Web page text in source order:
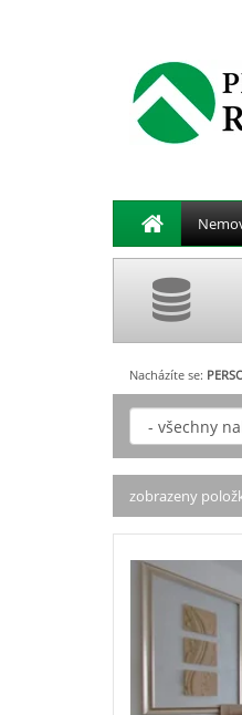
Nacházíte se:
zobrazeny